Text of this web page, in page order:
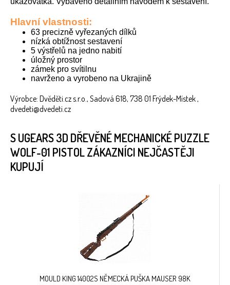
Hlavní vlastnosti:
63 precizně vyřezaných dílků
nízká obtížnost sestavení
5 výstřelů na jedno nabití
úložný prostor
zámek pro svítilnu
navrženo a vyrobeno na Ukrajině
Výrobce: Dvěděti.cz s.r.o., Sadová 618, 738 01 Frýdek-Místek ,
dvedeti@dvedeti.cz
S UGEARS 3D DŘEVĚNÉ MECHANICKÉ PUZZLE
WOLF-01 PISTOL ZÁKAZNÍCI NEJČASTĚJI
KUPUJÍ
MOULD KING 14002S NĚMECKÁ PUŠKA MAUSER 98K